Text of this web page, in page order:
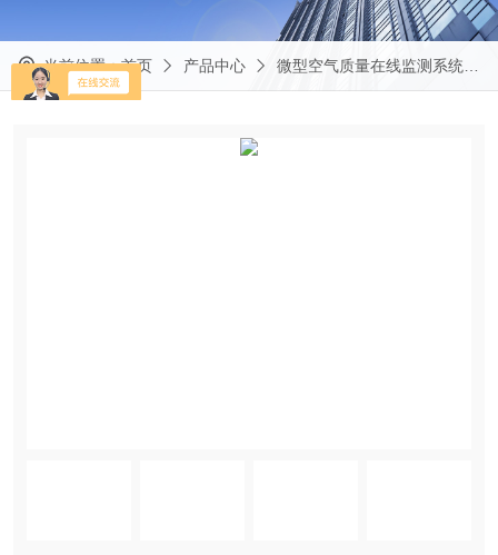
当前位置：首页 产品中心 微型空气质量在线监测系统